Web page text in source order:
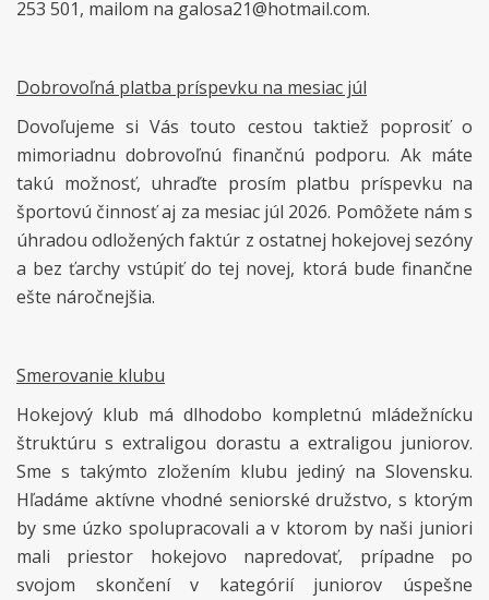
253 501, mailom na galosa21@hotmail.com.
Dobrovoľná platba príspevku na mesiac júl
Dovoľujeme si Vás touto cestou taktiež poprosiť o
mimoriadnu dobrovoľnú finančnú podporu. Ak máte
takú možnosť, uhraďte prosím platbu príspevku na
športovú činnosť aj za mesiac júl 2026. Pomôžete nám s
úhradou odložených faktúr z ostatnej hokejovej sezóny
a bez ťarchy vstúpiť do tej novej, ktorá bude finančne
ešte náročnejšia.
Smerovanie klubu
Hokejový klub má dlhodobo kompletnú mládežnícku
štruktúru s extraligou dorastu a extraligou juniorov.
Sme s takýmto zložením klubu jediný na Slovensku.
Hľadáme aktívne vhodné seniorské družstvo, s ktorým
by sme úzko spolupracovali a v ktorom by naši juniori
mali priestor hokejovo napredovať, prípadne po
svojom skončení v kategórií juniorov úspešne